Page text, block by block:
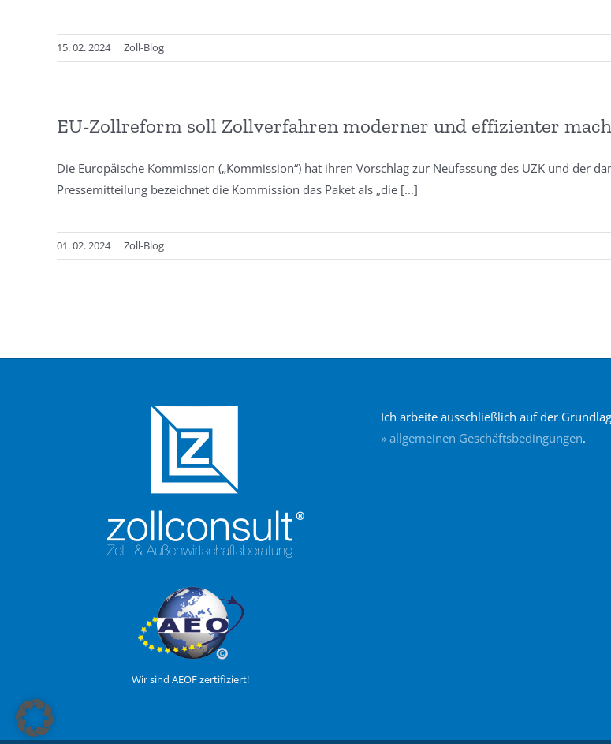
15. 02. 2024 | Zoll-Blog
EU-Zollreform soll Zollverfahren moderner und effizienter
Die Europäische Kommission („Kommission“) hat ihren Vorschlag zur Neufassung des UZK und der
Pressemitteilung bezeichnet die Kommission das Paket als „die [...]
01. 02. 2024 | Zoll-Blog
Wir sind AEOF zertifiziert!
Ich arbeite ausschließlich auf der
» allgemeinen Geschäftsbedingungen.